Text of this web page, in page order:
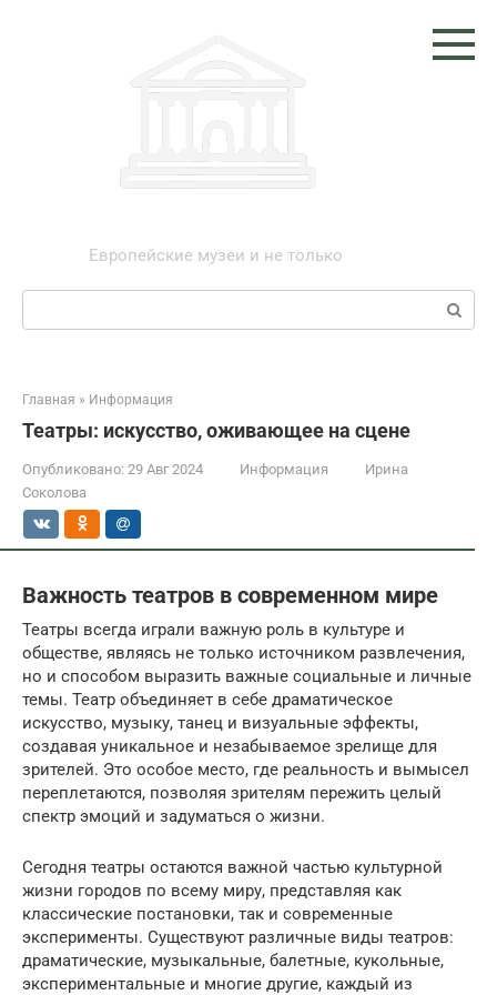
Европейские музеи и не только
Поиск:
Главная » Информация
Театры: искусство, оживающее на сцене
Опубликовано: 29 Авг 2024 Информация
Ирина
Соколова
Важность театров в современном мире
Театры всегда играли важную роль в культуре и
обществе, являясь не только источником развлечения,
но и способом выразить важные социальные и личные
темы. Театр объединяет в себе драматическое
искусство, музыку, танец и визуальные эффекты,
создавая уникальное и незабываемое зрелище для
зрителей. Это особое место, где реальность и вымысел
переплетаются, позволяя зрителям пережить целый
спектр эмоций и задуматься о жизни.
Сегодня театры остаются важной частью культурной
жизни городов по всему миру, представляя как
классические постановки, так и современные
эксперименты. Существуют различные виды театров:
драматические, музыкальные, балетные, кукольные,
экспериментальные и многие другие, каждый из